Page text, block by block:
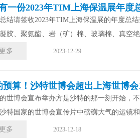
一份2023年TIM上海保温展年度
结请签收2023年TIM上海保温展的年度总
胶、聚氨酯、岩（矿）棉、玻璃棉、真空
多 2023-12-29
预算！沙特世博会超出上海世博
世博会宣布举办方是沙特的那一刻开始，
特国家的世博会宣传片中磅礴大气的运镜
多 2023-12-18